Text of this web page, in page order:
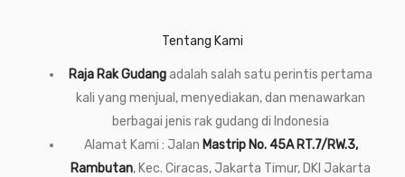
Tentang Kami
Raja Rak Gudangadalah salah satu perintis pertama
kali yang menjual, menyediakan, dan menawarkan
berbagai jenis rak gudang di Indonesia
Alamat Kami : Jalan Mastrip No. 45A RT.7/RW.3,
Rambutan, Kec. Ciracas, Jakarta Timur, DKI Jakarta